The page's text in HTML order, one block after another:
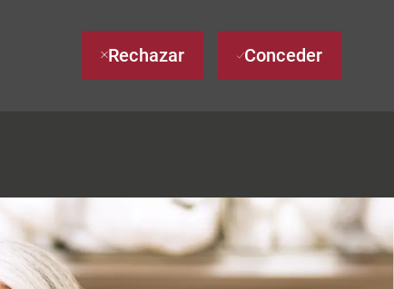
Rechazar Conceder